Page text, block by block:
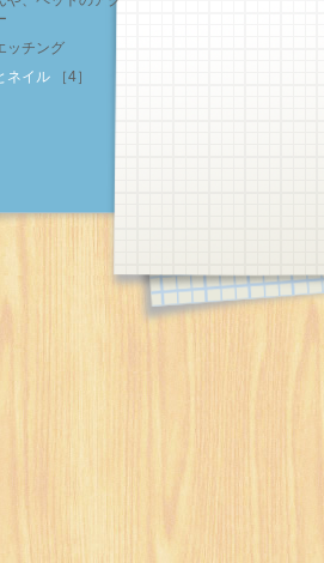
ッチング
ネイル ［4］